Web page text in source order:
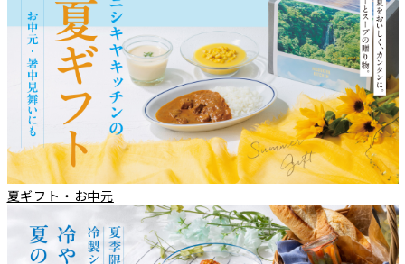
夏ギフト・お中元